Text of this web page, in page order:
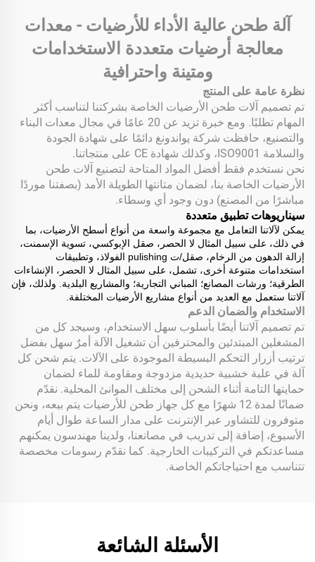
آلة طحن عالية الأداء للأرضيات - معدات
معالجة أرضيات متعددة الاستخدامات
ومتينة واحترافية
نظرة عامة على المنتج
تم تصميم آلات طحن الأرضيات الخاصة بشركتنا لتناسب أكثر
المهام تطلبًا. ومع خبرة تزيد عن 20 عامًا في مجال معدات البناء
والتصنيع، حافظت شركة يواندونغ دائمًا على شهادة الجودة
والسلامة ISO9001، وكذلك شهادة CE على منتجاتنا.
نحن نستخدم فقط أفضل المواد المتاحة لتصنيع آلات طحن
الأرضيات الخاصة بنا، لضمان متانتها الطويلة الأمد (بصفتنا موردًا
مباشرًا من المصنع) دون وجود أي وسطاء.
سيناريوهات تطبيق متعددة
يمكن لآلاتنا التعامل مع مجموعة واسعة من أنواع أسطح الأرضيات، بما
في ذلك، على سبيل المثال لا الحصر، صقل الإبوكسي، تسوية الإسمنت،
إزالة الدهون من الرخام، صقل/ت pulishing الفولاذ، وتطبيقات
استخدامات متنوعة أخرى، تشمل، على سبيل المثال لا الحصر، الإنشاءات
الطرقية؛ ورشات المصانع؛ المباني التجارية؛ والمشاريع البلدية. ولذلك، فإن
آلاتنا ستعمل مع العديد من أنواع مشاريع الأرضيات المختلفة.
الاستخدام والضمان الدعم
تم تصميم آلاتنا أيضًا بأسلوب سهل الاستخدام، وسيجد كل من
المشغلين المبتدئين والمحترفين أن تشغيل الآلة أمرٌ سهل بفضل
ترتيب أزرار التحكم البسيطة الموجودة على الآلات. يتم شحن كل
آلة في علبة خشبية حديدية مزدوجة ومقاومة للماء لضمان
حمايتها التامة أثناء الشحن إلى مختلف الموانئ المحلية. نقدّم
ضمانًا لمدة 12 شهرًا مع كل جهاز طحن للأرضيات يتم بيعه، ونحن
متوفرون للتشاور عبر الإنترنت على مدار الساعة طوال أيام
الأسبوع، إضافة إلى تدريب في مصانعنا، ولدينا مهندسون يمكنهم
مساعدتكم في التركيبات الخارجية. كما نقدّم رسومات مخصصة
تتناسب مع احتياجاتكم الخاصة.
الأسئلة الشائعة